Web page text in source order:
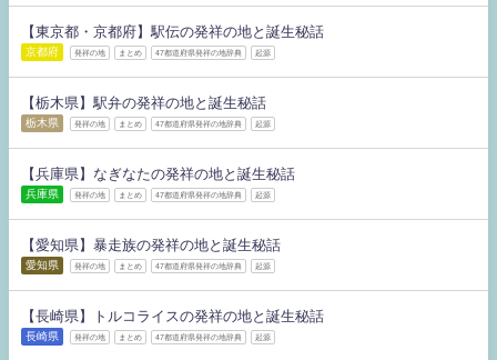
【東京都・京都府】駅伝の発祥の地と誕生秘話
京都府 発祥の地 まとめ 47都道府県発祥の地辞典 起源
【栃木県】駅弁の発祥の地と誕生秘話
栃木県 発祥の地 まとめ 47都道府県発祥の地辞典 起源
【兵庫県】なぎなたの発祥の地と誕生秘話
兵庫県 発祥の地 まとめ 47都道府県発祥の地辞典 起源
【愛知県】暴走族の発祥の地と誕生秘話
愛知県 発祥の地 まとめ 47都道府県発祥の地辞典 起源
【長崎県】トルコライスの発祥の地と誕生秘話
長崎県 発祥の地 まとめ 47都道府県発祥の地辞典 起源